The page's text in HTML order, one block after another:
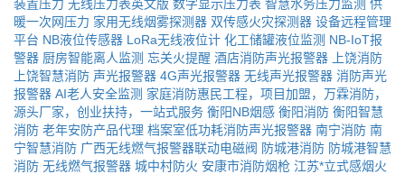
装置压力 无线压力表英文版 数字显示压力表 智慧水务压力监测 供
暖一次网压力 家用无线烟雾探测器 双传感火灾探测器 设备远程管理
平台 NB液位传感器 LoRa无线液位计 化工储罐液位监测 NB-IoT报
警器 厨房智能离人监测 忘关火提醒 酒店消防声光报警器
上饶消防
上饶智慧消防 声光报警器 4G声光报警器 无线声光报警器 消防声光
报警器 AI老人安全监测 家庭消防惠民工程，项目加盟，万霖消防，
源头厂家，创业扶持，一站式服务 衡阳NB烟感 衡阳消防 衡阳智慧
消防 老年安防产品代理 档案室低功耗消防声光报警器 南宁消防 南
宁智慧消防 广西无线燃气报警器联动电磁阀 防城港消防 防城港智慧
消防 无线燃气报警器 城中村防火 安康市消防烟枪 江苏*立式感烟火